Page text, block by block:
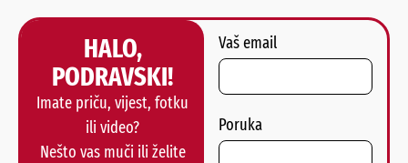
HALO,
PODRAVSKI!
Imate priču, vijest, fotku
ili video?
Nešto vas muči ili želite
Vaš email
Poruka